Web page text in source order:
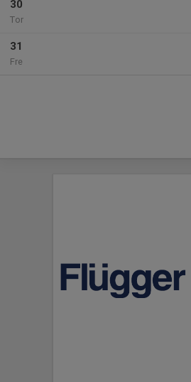
30
Tor
31
Fre